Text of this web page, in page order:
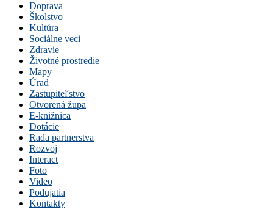
Doprava
Školstvo
Kultúra
Sociálne veci
Zdravie
Životné prostredie
Mapy
Úrad
Zastupiteľstvo
Otvorená župa
E-knižnica
Dotácie
Rada partnerstva
Rozvoj
Interact
Foto
Video
Podujatia
Kontakty